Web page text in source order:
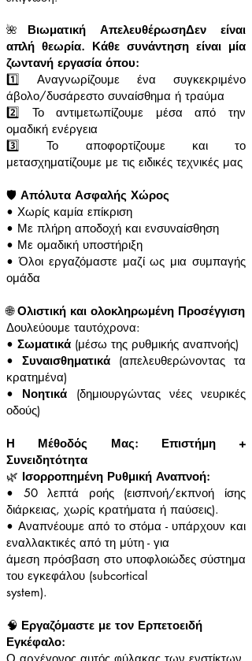
🌺 Βιωματική ΑπελευθέρωσηΔεν είναι
απλή θεωρία. Κάθε συνάντηση είναι μία
ζωντανή εργασία όπου:
1️⃣ Αναγνωρίζουμε ένα συγκεκριμένο
άβολο/δυσάρεστο συναίσθημα ή τραύμα
2️⃣ Το αντιμετωπίζουμε μέσα από την
ομαδική ενέργεια
3️⃣ Το αποφορτίζουμε και το
μετασχηματίζουμε με τις ειδικές τεχνικές μας
🛡️ Απόλυτα Ασφαλής Χώρος
• Χωρίς καμία επίκριση
• Με πλήρη αποδοχή και ενσυναίσθηση
• Με ομαδική υποστήριξη
• Όλοι εργαζόμαστε μαζί ως μια συμπαγής
ομάδα
🌐Ολιστική και ολοκληρωμένη Προσέγγιση
Δουλεύουμε ταυτόχρονα:
• Σωματικά (μέσω της ρυθμικής αναπνοής)
• Συναισθηματικά (απελευθερώνοντας τα
κρατημένα)
• Νοητικά (δημιουργώντας νέες νευρικές
οδούς)
Η Μέθοδός Μας: Επιστήμη +
Συνειδητότητα
🌿 Ισορροπημένη Ρυθμική Αναπνοή:
• 50 λεπτά ροής (εισπνοή/εκπνοή ίσης
διάρκειας, χωρίς κρατήματα ή παύσεις).
• Αναπνέουμε από το στόμα - υπάρχουν και
εναλλακτικές από τη μύτη - για
άμεση πρόσβαση στο υποφλοιώδες σύστημα
του εγκεφάλου (subcortical
system).
🧠 Εργαζόμαστε με τον Ερπετοειδή
Εγκέφαλο: